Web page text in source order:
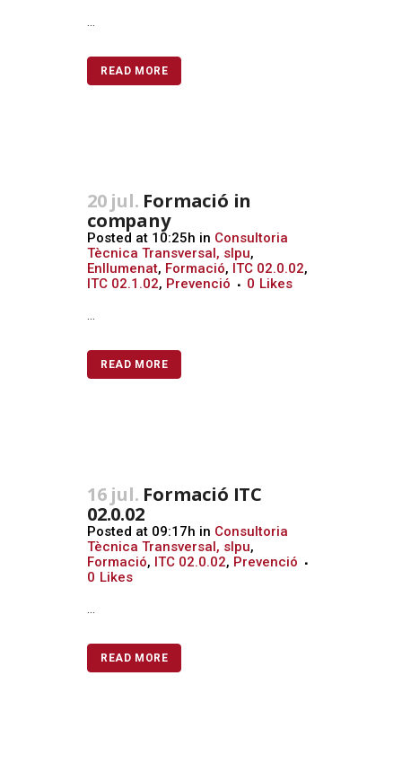
...
READ MORE
20 jul. Formació in
company
Posted at 10:25h in Consultoria
Tècnica Transversal, slpu,
Enllumenat, Formació, ITC 02.0.02,
ITC 02.1.02, Prevenció 0 Likes
...
READ MORE
16 jul. Formació ITC
02.0.02
Posted at 09:17h in Consultoria
Tècnica Transversal, slpu,
Formació, ITC 02.0.02, Prevenció
0 Likes
...
READ MORE